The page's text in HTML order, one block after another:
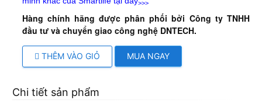
>>>
Hàng chính hãng được phân phối bởi Công ty TNHH
đầu tư và chuyển giao công nghệ DNTECH.
THÊM VÀO GIỎ MUA NGAY
Chi tiết sản phẩm